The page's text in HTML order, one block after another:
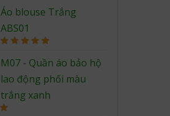
Áo blouse Trắng
ABS01
out of 5
M07 - Quần áo bảo hộ
lao động phối màu
trắng xanh